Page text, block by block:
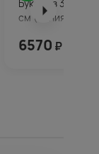
Букет из 35
см (Кения) в
6570 ₽